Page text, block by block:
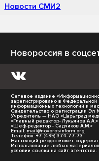
Новости СМИ2
Новороссия в
Сетевое издание
зарегистрировано в
информационных технологий и
Свидетельство о регистрации
Учредитель — НАО «Царьград
«Главный редактор- Лукьянов А.А.»
«Шеф-редактор - Садчиков А.М.»
Email: mail@novorosinform.org
Телефон: +7 (495) 374-77-73
Настоящий ресурс может
Использование любых
условии ссылки на сайт агентства.